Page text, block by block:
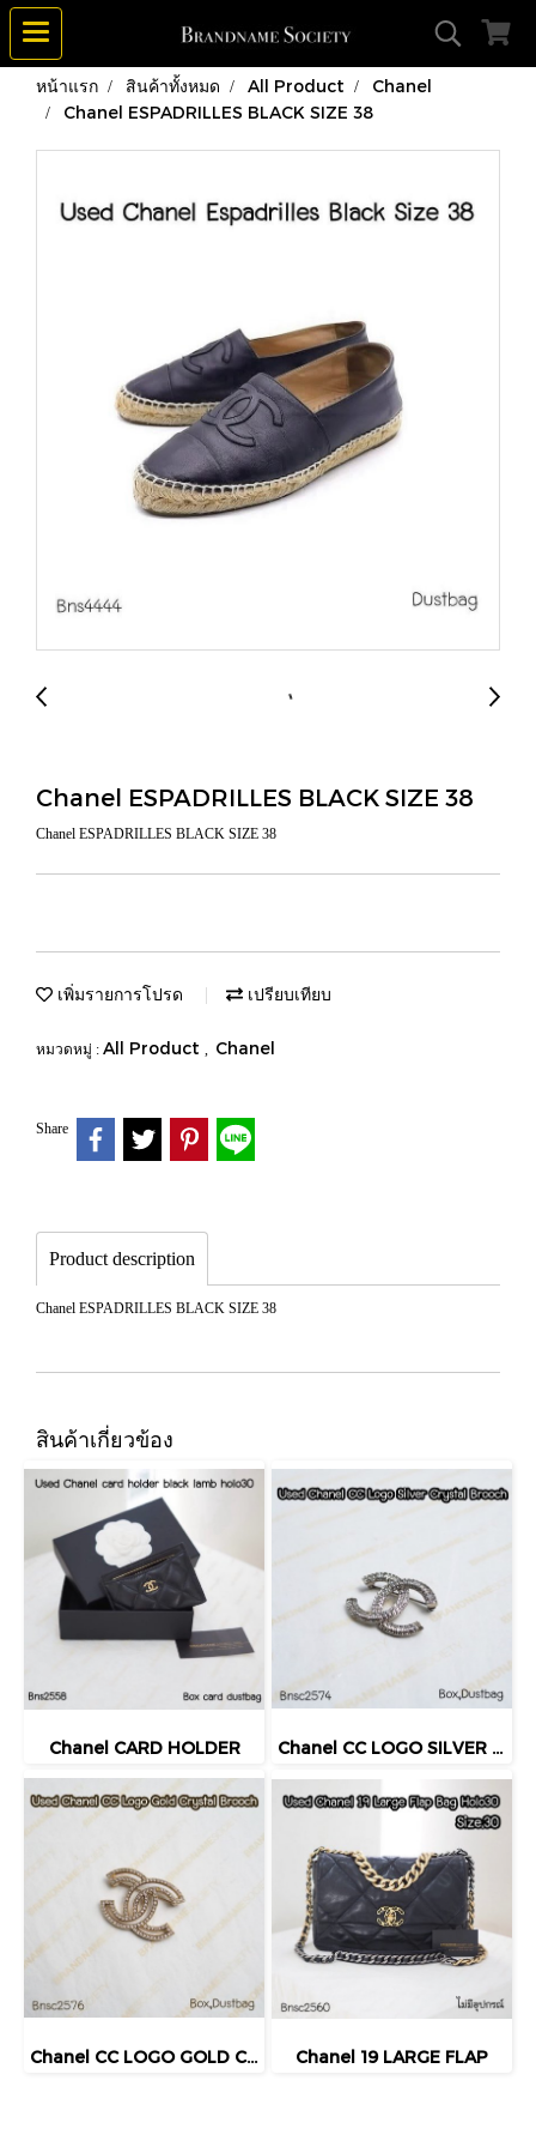
หน้าแรก สินค้าทั้งหมด All Product
Chanel
Chanel ESPADRILLES BLACK SIZE 38
Chanel ESPADRILLES BLACK SIZE 38
Chanel ESPADRILLES BLACK SIZE 38
เพิ่มรายการโปรด เปรียบเทียบ
หมวดหมู่ : All Product , Chanel
Share
Product description
Chanel ESPADRILLES BLACK SIZE 38
สินค้าเกี่ยวข้อง
Chanel CARD HOLDER Chanel CC LOGO SILVER CRYSTAL BROOCH
Chanel CC LOGO GOLD CRYSTAL BROOCH Chanel 19 LARGE FLAP